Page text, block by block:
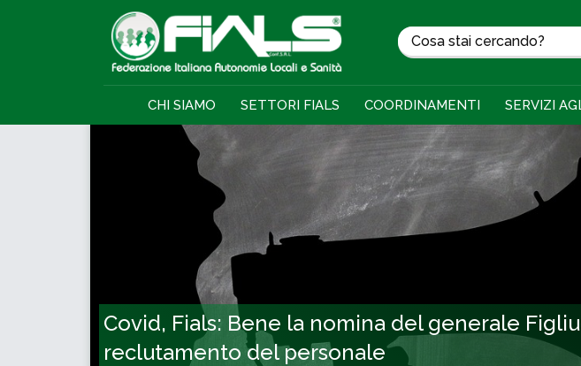
CHI SIAMO SETTORI FIALS COORDINAMENTI SERVIZI
Covid, Fials: Bene la nomina del generale
reclutamento del personale